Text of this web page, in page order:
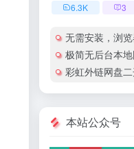
6.3K 3
无需安装，浏览器
极简无后台本
彩虹外链网盘
本站公众号